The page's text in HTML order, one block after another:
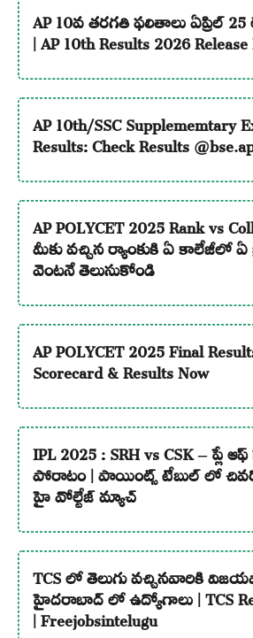
AP 10వ తరగతి ఫలితాలు ఏప్రిల్
| AP 10th Results 2026
AP 10th/SSC Supplememtary
Results: Check Results
AP POLYCET 2025 Rank vs
మీకు వచ్చిన ర్యాంకుకి ఏ కాలేజీలో ఏ
వెంటనే తెలుసుకోండి
AP POLYCET 2025 Final
Scorecard & Results Now
IPL 2025 : SRH vs CSK – ప్లే
పోరాటం | పాయింట్స్ టేబుల్ లో
హై వోల్టేజ్ మ్యాచ్
TCS లో తెలుగు వచ్చినవారికి
హైదరాబాద్ లో ఉద్యోగాలు | TCS
| Freejobsintelugu